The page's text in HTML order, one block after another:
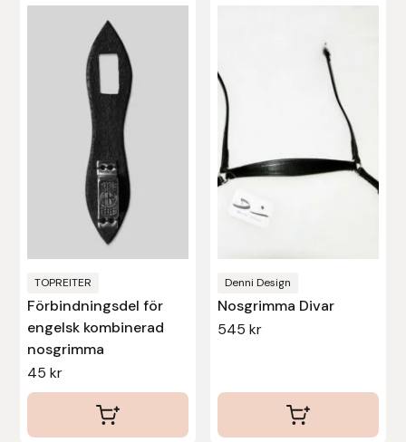
TOPREITER
Förbindningsdel för
engelsk kombinerad
nosgrimma
45kr
Denni Design
Nosgrimma Divar
545 kr
flera
varianter.
De
olika
alternativen
kan
på
produktsidan